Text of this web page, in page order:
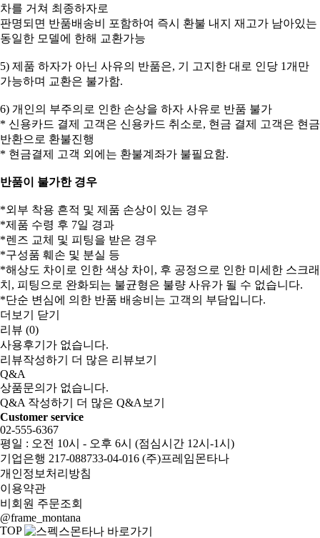
차를 거쳐 최종하자로
판명되면 반품배송비 포함하여 즉시 환불 내지 재고가 남아있는
동일한 모델에 한해 교환가능
5) 제품 하자가 아닌 사유의 반품은, 기 고지한 대로 인당 1개만
가능하며 교환은 불가함.
6) 개인의 부주의로 인한 손상을 하자 사유로 반품 불가
* 신용카드 결제 고객은 신용카드 취소로, 현금 결제 고객은 현금
반환으로 환불진행
* 현금결제 고객 외에는 환불계좌가 불필요함.
반품이 불가한 경우
*외부 착용 흔적 및 제품 손상이 있는 경우
*제품 수령 후 7일 경과
*렌즈 교체 및 피팅을 받은 경우
*구성품 훼손 및 분실 등
*해상도 차이로 인한 색상 차이, 후 공정으로 인한 미세한 스크래
치, 피팅으로 완화되는 불균형은 불량 사유가 될 수 없습니다.
*단순 변심에 의한 반품 배송비는 고객의 부담입니다.
더보기
닫기
리뷰 (0)
사용후기가 없습니다.
리뷰작성하기
더 많은 리뷰보기
Q&A
상품문의가 없습니다.
Q&A 작성하기
더 많은 Q&A보기
Customer service
02-555-6367
평일 : 오전 10시 - 오후 6시 (점심시간 12시-1시)
기업은행 217-088733-04-016 (주)프레임몬타나
개인정보처리방침
이용약관
비회원 주문조회
@frame_montana
TOP